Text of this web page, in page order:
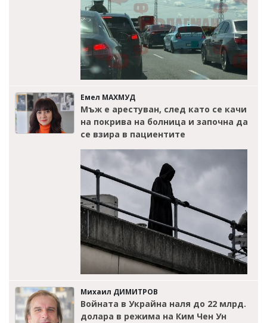
Емел МАХМУД
Мъж е арестуван, след като се качи
на покрива на болница и започна да
се взира в пациентите
Михаил ДИМИТРОВ
Войната в Украйна наля до 22 млрд.
долара в режима на Ким Чен Ун